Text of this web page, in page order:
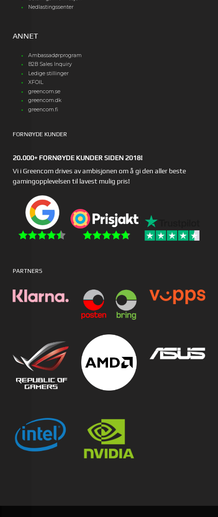
Nedlastingssenter
ANNET
Ambassadørprogram
B2B Sales Inquiry
Ledige stillinger
XFOIL
greencom.se
greencom.dk
greencom.fi
FORNØYDE KUNDER
20.000+ FORNØYDE KUNDER SIDEN 2018!
Vi i Greencom drives av ambisjonen om å gi den aller beste
gamingopplevelsen til lavest mulig pris!
PARTNERS